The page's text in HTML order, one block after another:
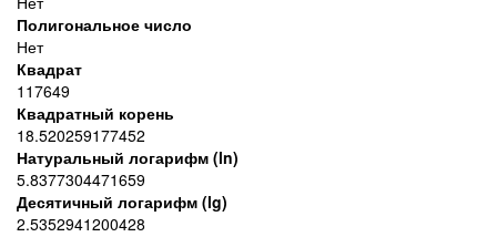
Полигональное число
Нет
Квадрат
117649
Квадратный корень
18.520259177452
Натуральный логарифм (ln)
5.8377304471659
Десятичный логарифм (lg)
2.5352941200428